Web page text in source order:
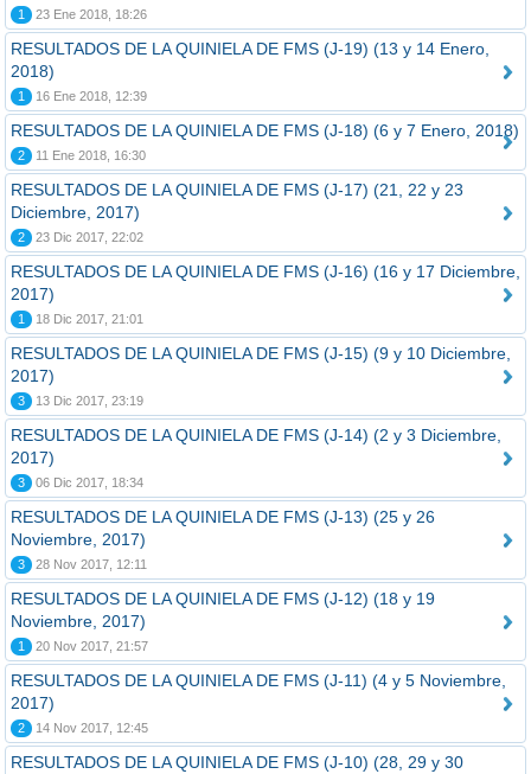
1 23 Ene 2018, 18:26
RESULTADOS DE LA QUINIELA DE FMS (J-19) (13 y 14 Enero,
2018)
1 16 Ene 2018, 12:39
RESULTADOS DE LA QUINIELA DE FMS (J-18) (6 y 7 Enero, 2018)
2 11 Ene 2018, 16:30
RESULTADOS DE LA QUINIELA DE FMS (J-17) (21, 22 y 23
Diciembre, 2017)
2 23 Dic 2017, 22:02
RESULTADOS DE LA QUINIELA DE FMS (J-16) (16 y 17 Diciembre,
2017)
1 18 Dic 2017, 21:01
RESULTADOS DE LA QUINIELA DE FMS (J-15) (9 y 10 Diciembre,
2017)
3 13 Dic 2017, 23:19
RESULTADOS DE LA QUINIELA DE FMS (J-14) (2 y 3 Diciembre,
2017)
3 06 Dic 2017, 18:34
RESULTADOS DE LA QUINIELA DE FMS (J-13) (25 y 26
Noviembre, 2017)
3 28 Nov 2017, 12:11
RESULTADOS DE LA QUINIELA DE FMS (J-12) (18 y 19
Noviembre, 2017)
1 20 Nov 2017, 21:57
RESULTADOS DE LA QUINIELA DE FMS (J-11) (4 y 5 Noviembre,
2017)
2 14 Nov 2017, 12:45
RESULTADOS DE LA QUINIELA DE FMS (J-10) (28, 29 y 30